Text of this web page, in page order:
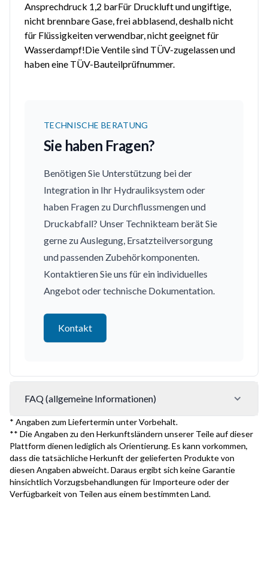
Ansprechdruck 1,2 barFür Druckluft und ungiftige,
nicht brennbare Gase, frei abblasend, deshalb nicht
für Flüssigkeiten verwendbar, nicht geeignet für
Wasserdampf!Die Ventile sind TÜV-zugelassen und
haben eine TÜV-Bauteilprüfnummer.
TECHNISCHE BERATUNG
Sie haben Fragen?
Benötigen Sie Unterstützung bei der
Integration in Ihr Hydrauliksystem oder
haben Fragen zu Durchflussmengen und
Druckabfall? Unser Technikteam berät Sie
gerne zu Auslegung, Ersatzteilversorgung
und passenden Zubehörkomponenten.
Kontaktieren Sie uns für ein individuelles
Angebot oder technische Dokumentation.
Kontakt
FAQ (allgemeine Informationen)
* Angaben zum Liefertermin unter Vorbehalt.
** Die Angaben zu den Herkunftsländern unserer Teile auf dieser
Plattform dienen lediglich als Orientierung. Es kann vorkommen,
dass die tatsächliche Herkunft der gelieferten Produkte von
diesen Angaben abweicht. Daraus ergibt sich keine Garantie
hinsichtlich Vorzugsbehandlungen für Importeure oder der
Verfügbarkeit von Teilen aus einem bestimmten Land.